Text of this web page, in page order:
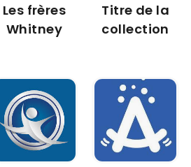
Les frères
Whitney
Titre de la
collection